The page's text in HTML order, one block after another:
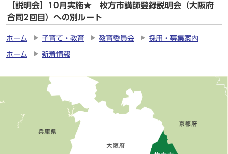
【説明会】10月実施★ 枚方市講師登録説明会（大阪府
合同2回目）への別ルート
ホーム 子育て・教育 教育委員会 採用・募集案内
ホーム 新着情報